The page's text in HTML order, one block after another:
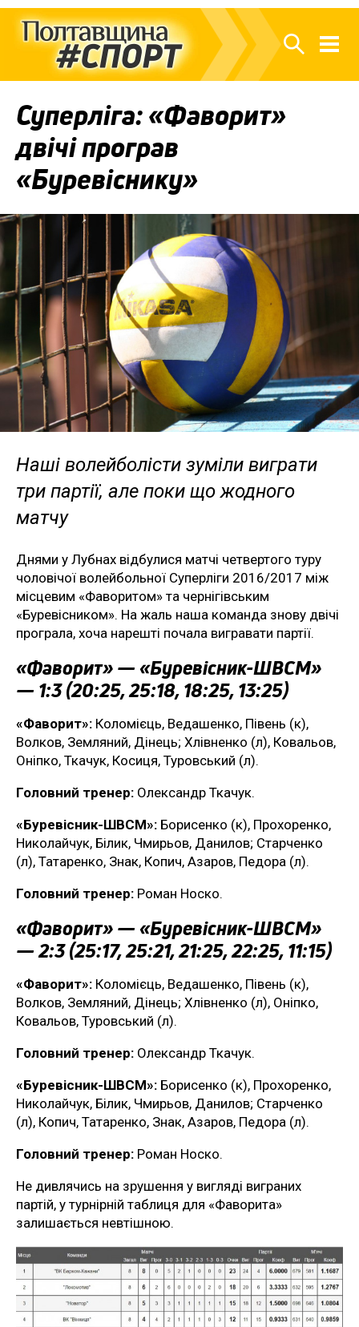
Суперліга: «Фаворит»
двічі програв
«Буревіснику»
Наші волейболісти зуміли виграти
три партії, але поки що жодного
матчу
Днями у Лубнах відбулися матчі четвертого туру
чоловічої волейбольної Суперліги 2016/2017 між
місцевим «Фаворитом» та чернігівським
«Буревісником». На жаль наша команда знову двічі
програла, хоча нарешті почала вигравати партії.
«Фаворит» — «Буревісник-ШВСМ»
— 1:3 (20:25, 25:18, 18:25, 13:25)
«Фаворит»: Коломієць, Ведашенко, Півень (к),
Волков, Земляний, Дінець; Хлівненко (л), Ковальов,
Оніпко, Ткачук, Косиця, Туровський (л).
Головний тренер: Олександр Ткачук.
«Буревісник-ШВСМ»: Борисенко (к), Прохоренко,
Николайчук, Білик, Чмирьов, Данилов; Старченко
(л), Татаренко, Знак, Копич, Азаров, Педора (л).
Головний тренер: Роман Носко.
«Фаворит» — «Буревісник-ШВСМ»
— 2:3 (25:17, 25:21, 21:25, 22:25, 11:15)
«Фаворит»: Коломієць, Ведашенко, Півень (к),
Волков, Земляний, Дінець; Хлівненко (л), Оніпко,
Ковальов, Туровський (л).
Головний тренер: Олександр Ткачук.
«Буревісник-ШВСМ»: Борисенко (к), Прохоренко,
Николайчук, Білик, Чмирьов, Данилов; Старченко
(л), Копич, Татаренко, Знак, Азаров, Педора (л).
Головний тренер: Роман Носко.
Не дивлячись на зрушення у вигляді виграних
партій, у турнірній таблиця для «Фаворита»
залишається невтішною.